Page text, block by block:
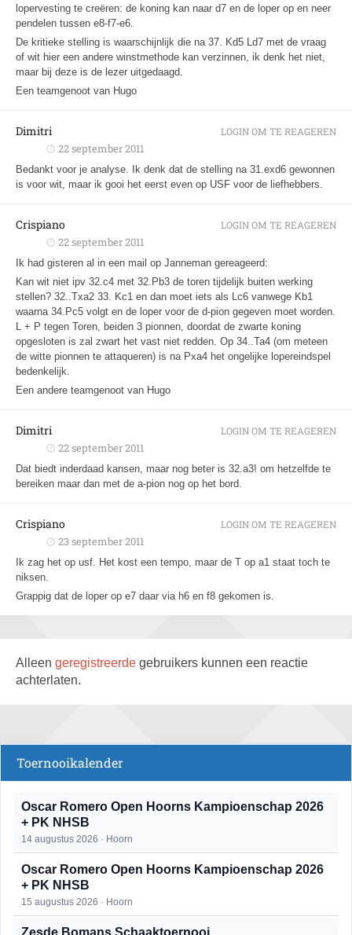
lopervesting te creëren: de koning kan naar d7 en de loper op en neer
pendelen tussen e8-f7-e6.
De kritieke stelling is waarschijnlijk die na 37. Kd5 Ld7 met de vraag
of wit hier een andere winstmethode kan verzinnen, ik denk het niet,
maar bij deze is de lezer uitgedaagd.
Een teamgenoot van Hugo
Dimitri
22 september 2011
Bedankt voor je analyse. Ik denk dat de stelling na 31.exd6 gewonnen
is voor wit, maar ik gooi het eerst even op USF voor de liefhebbers.
LOGIN OM TE REAGEREN
Crispiano
22 september 2011
Ik had gisteren al in een mail op Janneman gereageerd:
Kan wit niet ipv 32.c4 met 32.Pb3 de toren tijdelijk buiten werking
stellen? 32..Txa2 33. Kc1 en dan moet iets als Lc6 vanwege Kb1
waarna 34.Pc5 volgt en de loper voor de d-pion gegeven moet worden.
L + P tegen Toren, beiden 3 pionnen, doordat de zwarte koning
opgesloten is zal zwart het vast niet redden. Op 34..Ta4 (om meteen
de witte pionnen te attaqueren) is na Pxa4 het ongelijke lopereindspel
bedenkelijk.
Een andere teamgenoot van Hugo
LOGIN OM TE REAGEREN
Dimitri
22 september 2011
Dat biedt inderdaad kansen, maar nog beter is 32.a3! om hetzelfde te
bereiken maar dan met de a-pion nog op het bord.
LOGIN OM TE REAGEREN
Crispiano
23 september 2011
Ik zag het op usf. Het kost een tempo, maar de T op a1 staat toch te
niksen.
Grappig dat de loper op e7 daar via h6 en f8 gekomen is.
LOGIN OM TE REAGEREN
Alleen geregistreerde gebruikers kunnen een reactie
achterlaten.
Toernooikalender
Oscar Romero Open Hoorns Kampioenschap 2026
+ PK NHSB
14 augustus 2026 · Hoorn
Oscar Romero Open Hoorns Kampioenschap 2026
+ PK NHSB
15 augustus 2026 · Hoorn
Zesde Bomans Schaaktoernooi